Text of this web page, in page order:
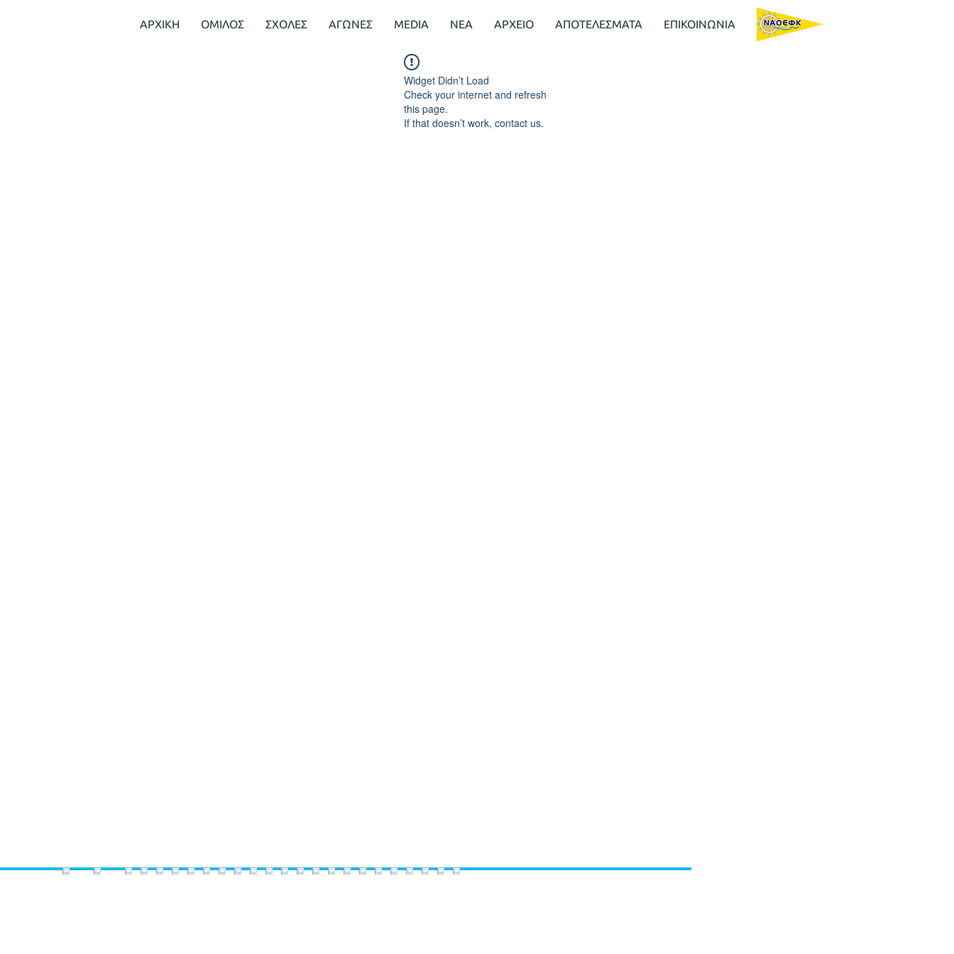
ΑΡΧΙΚΗ ΟΜΙΛΟΣ ΣΧΟΛΕΣ ΑΓΩΝΕΣ MEDIA ΝΕΑ ΑΡΧΕΙΟ ΑΠΟΤΕΛΕΣΜΑΤΑ ΕΠΙΚΟΙΝΩΝΙΑ
Widget Didn’t Load
Check your internet and refresh
this page.
If that doesn’t work, contact us.